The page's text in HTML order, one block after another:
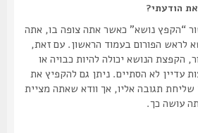
נושא” כאשר אתה צופה בו, אתה
הפורום בעמוד הראשון. עם זאת,
הנושא יכולה להיות כבויה או
לא הסתיים. ניתן גם להקפיץ את
תגובה אליו, אך וודא שאתה מציית
כך.